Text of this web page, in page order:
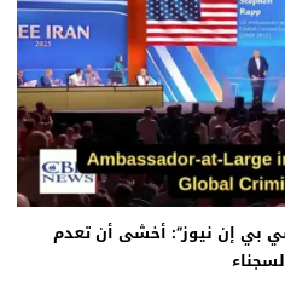
بي إن نيوز”: أخشى أن تعدم